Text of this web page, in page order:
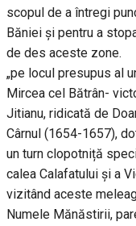
scopul de a întregi
Băniei şi pentru a
de des aceste zone.
„pe locul presupus al
Mircea cel Bătrân-
Jitianu, ridicată de
Cârnul (1654-1657),
un turn clopotniță
calea Calafatului și a
vizitând aceste
Numele Mănăstirii,